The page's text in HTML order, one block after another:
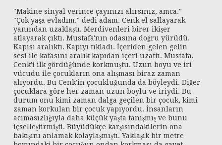
"Makine sinyal verince çayınızı alırsınız, amca."
"Çok yaşa evladım." dedi adam. Cenk el sallayarak
yanından uzaklaştı. Merdivenleri birer ikişer
atlayarak çıktı. Mustafa'nın odasına doğru yürüdü.
Kapısı aralıktı. Kapıyı tıkladı. İçeriden gelen gelin
sesi ile kafasını aralık kapıdan içeri uzattı. Mustafa,
Cenk'i ilk gördüğünde korkmuştu. Uzun boyu ve iri
vücudu ile çocukların ona alışması biraz zaman
alıyordu. Bu Cenk'in çocukluğunda da böyleydi. Diğer
çocuklara göre her zaman uzun boylu ve iriydi. Bu
durum onu kimi zaman dalga geçilen bir çocuk, kimi
zaman korkulan bir çocuk yapıyordu. İnsanların
acımasızlığıyla daha küçük yaşta tanışmış ve bunu
içselleştirmişti. Büyüdükçe karşısındakilerin ona
bakışını anlamak kolaylaşmıştı. Yaklaşık bir metre